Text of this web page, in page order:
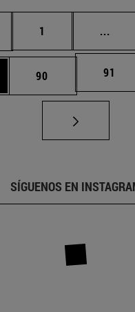
Página
1 ...
Página
90 Página
91
SÍGUENOS EN